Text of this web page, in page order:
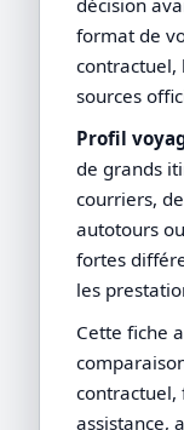
format de
contractuel,
sources
Profil
de grands
courriers,
autotours
fortes
les
Cette fiche
assistance,